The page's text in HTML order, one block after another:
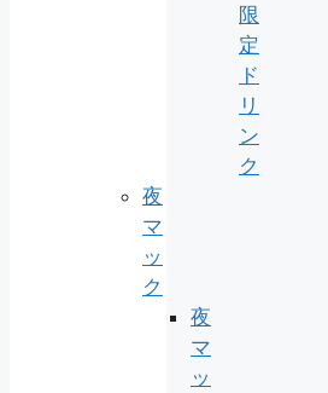
限
定
ド
リ
ン
ク
夜
マ
ッ
ク
夜
マ
ッ